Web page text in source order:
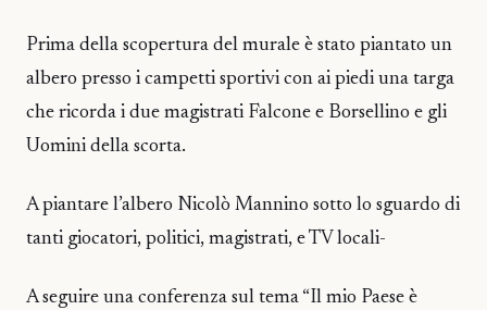
Prima della scopertura del murale è stato piantato un
albero presso i campetti sportivi con ai piedi una targa
che ricorda i due magistrati Falcone e Borsellino e gli
Uomini della scorta.
A piantare l’albero Nicolò Mannino sotto lo sguardo di
tanti giocatori, politici, magistrati, e TV locali-
A seguire una conferenza sul tema “Il mio Paese è